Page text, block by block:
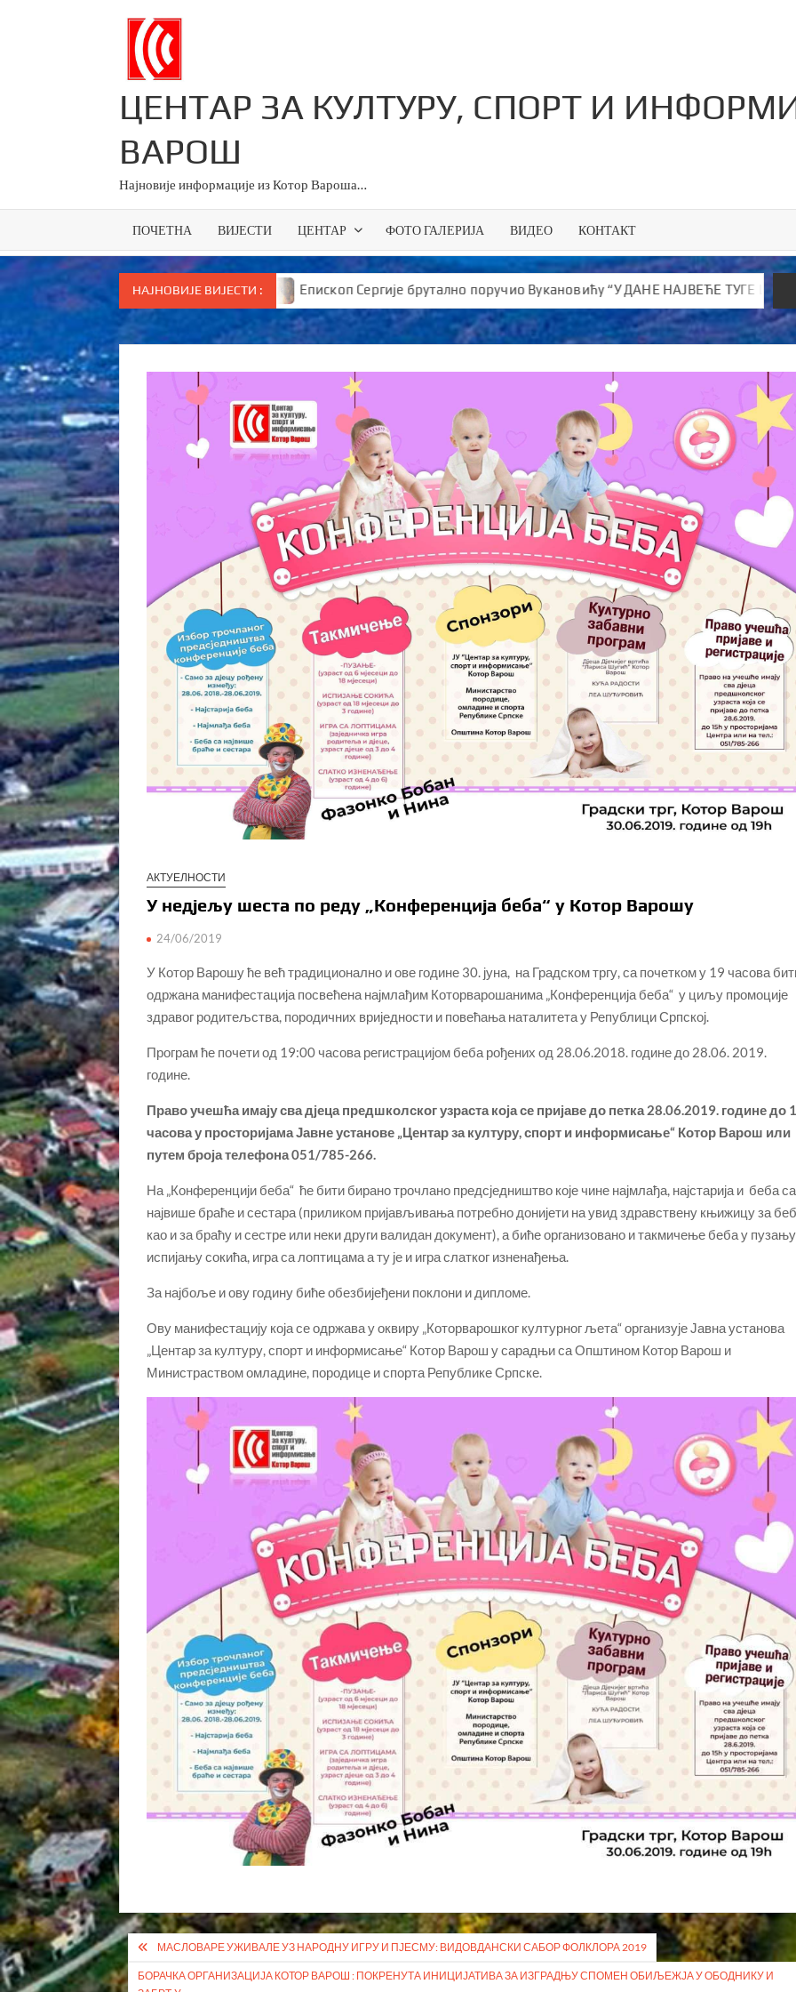
ЦЕНТАР ЗА КУЛТУРУ, СПОРТ И
ВАРОШ
Најновије информације из Котор Вароша…
ПОЧЕТНА ВИЈЕСТИ ЦЕНТАР ФОТО ГАЛЕРИЈА ВИДЕО КОНТАКТ
НАЈНОВИЈЕ ВИЈЕСТИ :
све основце у Српској Епископ Сергије брутално поручио Вукановићу “У ДАНЕ НАЈВЕЋЕ ТУГЕ ШИРИШ ОТРОВ и
АКТУЕЛНОСТИ
У недјељу шеста по реду „Конференција беба“ у Котор Варошу
24/06/2019
У Котор Варошу ће већ традиционално и ове године 30. јуна, на Градском тргу, са почетком у 19 часова
одржана манифестација посвећена најмлађим Которварошанима „Конференција беба“ у циљу промоције
здравог родитељства, породичних вриједности и повећања наталитета у Републици Српској.
Програм ће почети од 19:00 часова регистрацијом беба рођених од 28.06.2018. године до 28.06. 2019.
године.
Право учешћа имају сва дјеца предшколског узраста која се пријаве до петка 28.06.2019. године до
часова у просторијама Јавне установе „Центар за културу, спорт и информисање“ Котор Варош или
путем броја телефона 051/785-266.
На „Конференцији беба“ ће бити бирано трочлано предсједништво које чине најмлађа, најстарија и беба са
највише браће и сестара (приликом пријављивања потребно донијети на увид здравствену књижицу за
као и за браћу и сестре или неки други валидан документ), а биће организовано и такмичење беба у
испијању сокића, игра са лоптицама а ту је и игра слатког изненађења.
За најбоље и ову годину биће обезбијеђени поклони и дипломе.
Ову манифестацију која се одржава у оквиру „Которварошког културног љета“ организује Јавна установа
„Центар за културу, спорт и информисање“ Котор Варош у сарадњи са Општином Котор Варош и
Министраством омладине, породице и спорта Републике Српске.
Кретање
чланка
МАСЛОВАРЕ УЖИВАЛЕ УЗ НАРОДНУ ИГРУ И ПЈЕСМУ: ВИДОВДАНСКИ САБОР ФОЛКЛОРА 2019
БОРАЧКА ОРГАНИЗАЦИЈА КОТОР ВАРОШ : ПОКРЕНУТА ИНИЦИЈАТИВА ЗА ИЗГРАДЊУ СПОМЕН ОБИЉЕЖЈА У ОБОДНИКУ И